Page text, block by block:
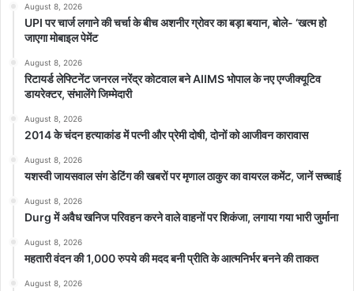
August 8, 2026
UPI पर चार्ज लगाने की चर्चा के बीच अशनीर ग्रोवर का बड़ा बयान, बोले- ‘खत्म हो
जाएगा मोबाइल पेमेंट
August 8, 2026
रिटायर्ड लेफ्टिनेंट जनरल नरेंद्र कोटवाल बने AIIMS भोपाल के नए एग्जीक्यूटिव
डायरेक्टर, संभालेंगे जिम्मेदारी
August 8, 2026
2014 के चंदन हत्याकांड में पत्नी और प्रेमी दोषी, दोनों को आजीवन कारावास
August 8, 2026
यशस्वी जायसवाल संग डेटिंग की खबरों पर मृणाल ठाकुर का वायरल कमेंट, जानें सच्चाई
August 8, 2026
Durg में अवैध खनिज परिवहन करने वाले वाहनों पर शिकंजा, लगाया गया भारी जुर्माना
August 8, 2026
महतारी वंदन की 1,000 रुपये की मदद बनी प्रीति के आत्मनिर्भर बनने की ताकत
August 8, 2026